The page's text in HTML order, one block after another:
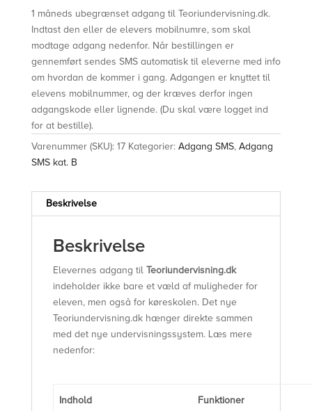
1 måneds ubegrænset adgang til Teoriundervisning.dk.
Indtast den eller de elevers mobilnumre, som skal
modtage adgang nedenfor. Når bestillingen er
gennemført sendes SMS automatisk til eleverne med info
om hvordan de kommer i gang. Adgangen er knyttet til
elevens mobilnummer, og der kræves derfor ingen
adgangskode eller lignende. (Du skal være logget ind
for at bestille).
Varenummer (SKU): 17 Kategorier: Adgang SMS, Adgang
SMS kat. B
Beskrivelse
Beskrivelse
Elevernes adgang til Teoriundervisning.dk
indeholder ikke bare et væld af muligheder for
eleven, men også for køreskolen. Det nye
Teoriundervisning.dk hænger direkte sammen
med det nye undervisningssystem. Læs mere
nedenfor:
Indhold Funktioner